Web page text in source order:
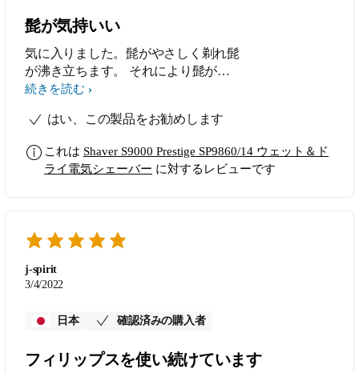
髭が気持いい
気に入りました。髭がやさしく剃れ髭
が沸き立ちます。 それにより髭が気
持よく春の花のような気持になれま
い
続きを読む
はい、この製品をお勧めします
これは Shaver S9000 Prestige SP9860/14 ウェット＆ド
ライ電気シェーバー に対するレビューです
j-spirit
3/4/2022
日本 確認済みの購入者
フィリップスを使い続けています